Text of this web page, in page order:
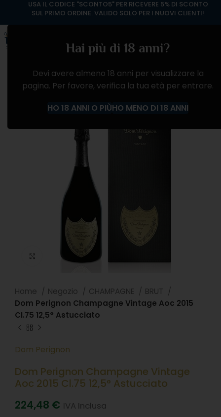
Hai più di 18 anni?
Devi avere almeno 18 anni per visualizzare la
pagina. Per favore, verifica la tua età per entrare.
HO 18 ANNI O PIÙHO MENO DI 18 ANNI
Clicca per ingradire
Home Negozio CHAMPAGNE
BRUT
Dom Perignon Champagne Vintage Aoc 2015
Cl.75 12,5° Astucciato
Dom Perignon
Dom Perignon Champagne Vintage
Aoc 2015 Cl.75 12,5° Astucciato
224,48 € IVA Inclusa
USA IL CODICE "SCONTO5" PER RICEVERE 5% DI SCONTO
SUL PRIMO ORDINE. VALIDO SOLO PER I NUOVI CLIENTI!